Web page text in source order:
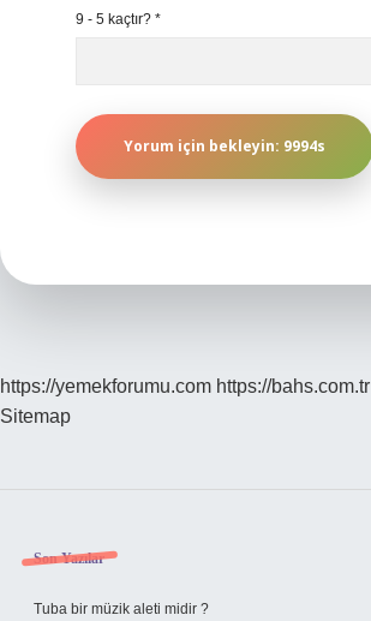
9 - 5 kaçtır? *
https://yemekforumu.com https://bahs.com.tr
Sitemap
Sidebar
Son Yazılar
Tuba bir müzik aleti midir ?